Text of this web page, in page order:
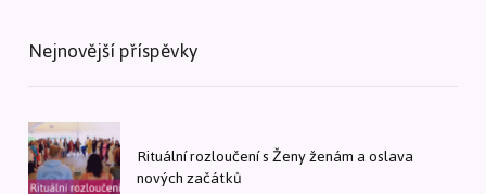
Nejnovější příspěvky
Rituální rozloučení s Ženy ženám a oslava
nových začátků